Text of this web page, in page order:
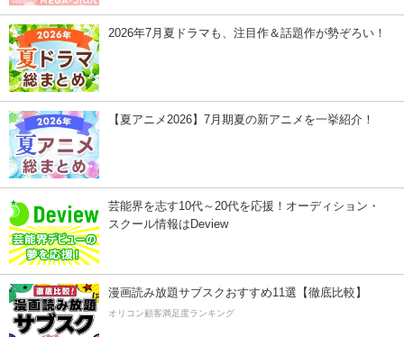
2026年7月夏ドラマも、注目作＆話題作が勢ぞろい！
【夏アニメ2026】7月期夏の新アニメを一挙紹介！
芸能界を志す10代～20代を応援！オーディション・
スクール情報はDeview
漫画読み放題サブスクおすすめ11選【徹底比較】
オリコン顧客満足度ランキング